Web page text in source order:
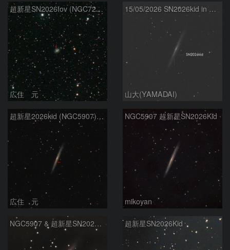
超新星SN2026fov (NGC7292) 5/17
広住 元
15/05/2026 SN2026kid in NGC5907
山大(YAMADAI)
超新星2026kid (NGC5907) 5/17
広住 元
NGC5907 超新星SN2026Kid
mikoyan
NGC5907 & 超新星SN2026kid 超新星SN2026Kid